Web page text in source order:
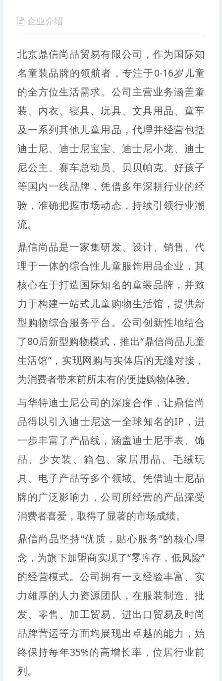
企业介绍
北京鼎信尚品贸易有限公司，作为国际知
名童装品牌的领航者，专注于0-16岁儿童
的全方位生活需求。公司主营业务涵盖童
装、内衣、寝具、玩具、文具用品、童车
及一系列其他儿童用品，代理并经营包括
迪士尼、迪士尼宝宝、迪士尼小龙、迪士
尼公主、赛车总动员、贝贝帕克、好孩子
等国内一线品牌，凭借多年深耕行业的经
验，准确把握市场动态，持续引领行业潮
流。
鼎信尚品是一家集研发、设计、销售、代
理于一体的综合性儿童服饰用品企业，其
核心在于打造国际知名的童装品牌，并致
力于构建一站式儿童购物生活馆，提供新
型购物综合服务平台。公司创新性地结合
了80后新型购物模式，推出“鼎信尚品儿童
生活馆”，实现网购与实体店的无缝对接，
为消费者带来前所未有的便捷购物体验。
与华特迪士尼公司的深度合作，让鼎信尚
品得以引入迪士尼这一全球知名的IP，进
一步丰富了产品线，涵盖迪士尼手表、饰
品、少女装、箱包、家居用品、毛绒玩
具、电子产品等多个领域。凭借迪士尼品
牌的广泛影响力，公司所经营的产品深受
消费者喜爱，取得了显著的市场成绩。
鼎信尚品坚持“优质，贴心服务”的核心理
念，为旗下加盟商实现了“零库存，低风险”
的经营模式。公司拥有一支经验丰富、实
力雄厚的人力资源团队，在服装制造、批
发、零售、加工贸易、进出口贸易及时尚
品牌营运等方面均展现出卓越的能力，始
终保持每年35%的高增长率，位居行业前
列。